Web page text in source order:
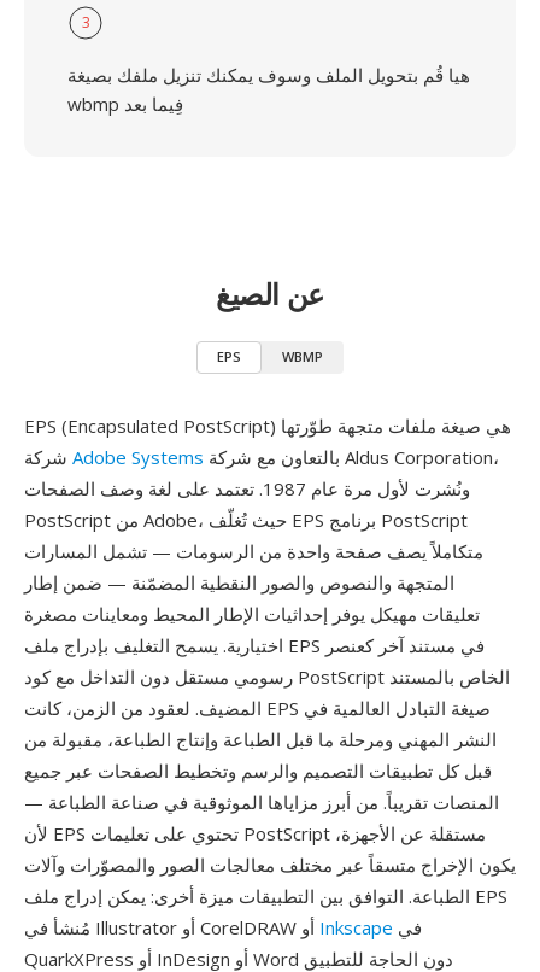
3
هيا قُم بتحويل الملف وسوف يمكنك تنزيل ملفك بصيغة
wbmp فِيما بعد
عن الصيغ
EPS WBMP
EPS (Encapsulated PostScript) هي صيغة ملفات متجهة طوّرتها
Adobe Systems
ونُشرت لأول مرة عام 1987. تعتمد على لغة وصف الصفحات
PostScript من Adobe، حيث تُغلّف EPS برنامج PostScript
متكاملاً يصف صفحة واحدة من الرسومات — تشمل المسارات
المتجهة والنصوص والصور النقطية المضمّنة — ضمن إطار
تعليقات مهيكل يوفر إحداثيات الإطار المحيط ومعاينات مصغرة
اختيارية. يسمح التغليف بإدراج ملف EPS في مستند آخر كعنصر
رسومي مستقل دون التداخل مع كود PostScript الخاص بالمستند
المضيف. لعقود من الزمن، كانت EPS صيغة التبادل العالمية في
النشر المهني ومرحلة ما قبل الطباعة وإنتاج الطباعة، مقبولة من
قبل كل تطبيقات التصميم والرسم وتخطيط الصفحات عبر جميع
المنصات تقريباً. من أبرز مزاياها الموثوقية في صناعة الطباعة —
لأن EPS تحتوي على تعليمات PostScript مستقلة عن الأجهزة،
يكون الإخراج متسقاً عبر مختلف معالجات الصور والمصوّرات وآلات
الطباعة. التوافق بين التطبيقات ميزة أخرى: يمكن إدراج ملف EPS
Inkscape
QuarkXPress أو InDesign أو Word دون الحاجة للتطبيق